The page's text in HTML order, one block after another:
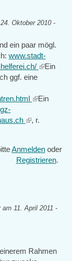
Oktober 2010 -
ein paar mögl.
www.stadt-
(link
Ein
ggf. eine
(link
external)
Ein
(link
, r.
Anmelden oder
Registrieren.
am 11. April 2011 -
Rahmen